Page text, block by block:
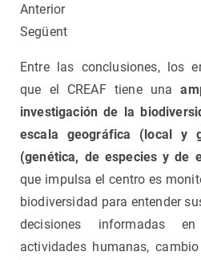
Anterior
Següent
Entre las conclusiones, los
que el CREAF tiene una
investigación de la
escala geográfica (local y
(genética, de especies y de
que impulsa el centro es
biodiversidad para entender
decisiones informadas
actividades humanas,